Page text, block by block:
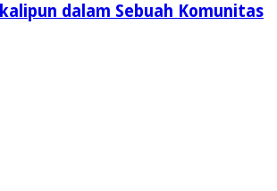
dalam Sebuah Komunitas